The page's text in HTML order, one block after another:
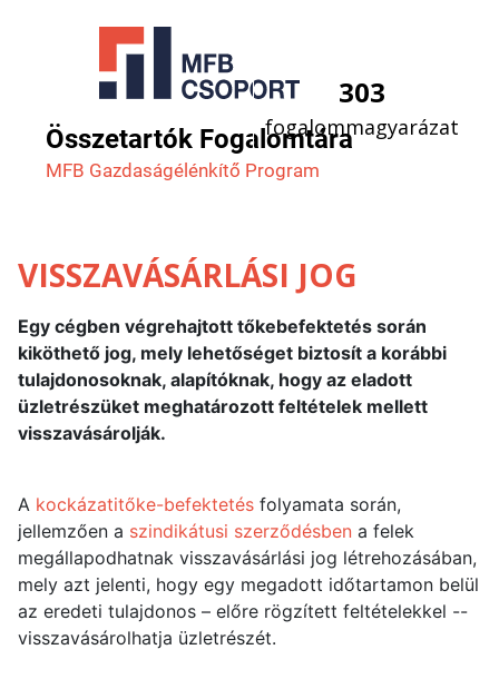
Összetartók Fogalomtára
MFB Gazdaság­élénkítő Program
303
fogalommagyarázat
VISSZAVÁSÁRLÁSI JOG
Egy cégben végrehajtott tőkebefektetés során
kiköthető jog, mely lehetőséget biztosít a korábbi
tulajdonosoknak, alapítóknak, hogy az eladott
üzletrészüket meghatározott feltételek mellett
visszavásárolják.
A kockázatitőke-befektetés folyamata során,
jellemzően a szindikátusi szerződésben a felek
megállapodhatnak visszavásárlási jog létrehozásában,
mely azt jelenti, hogy egy megadott időtartamon belül
az eredeti tulajdonos – előre rögzített feltételekkel --
visszavásárolhatja üzletrészét.